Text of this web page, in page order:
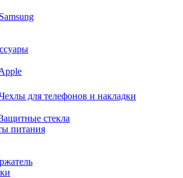
Samsung
для телефонов и накладки
стекла
питания